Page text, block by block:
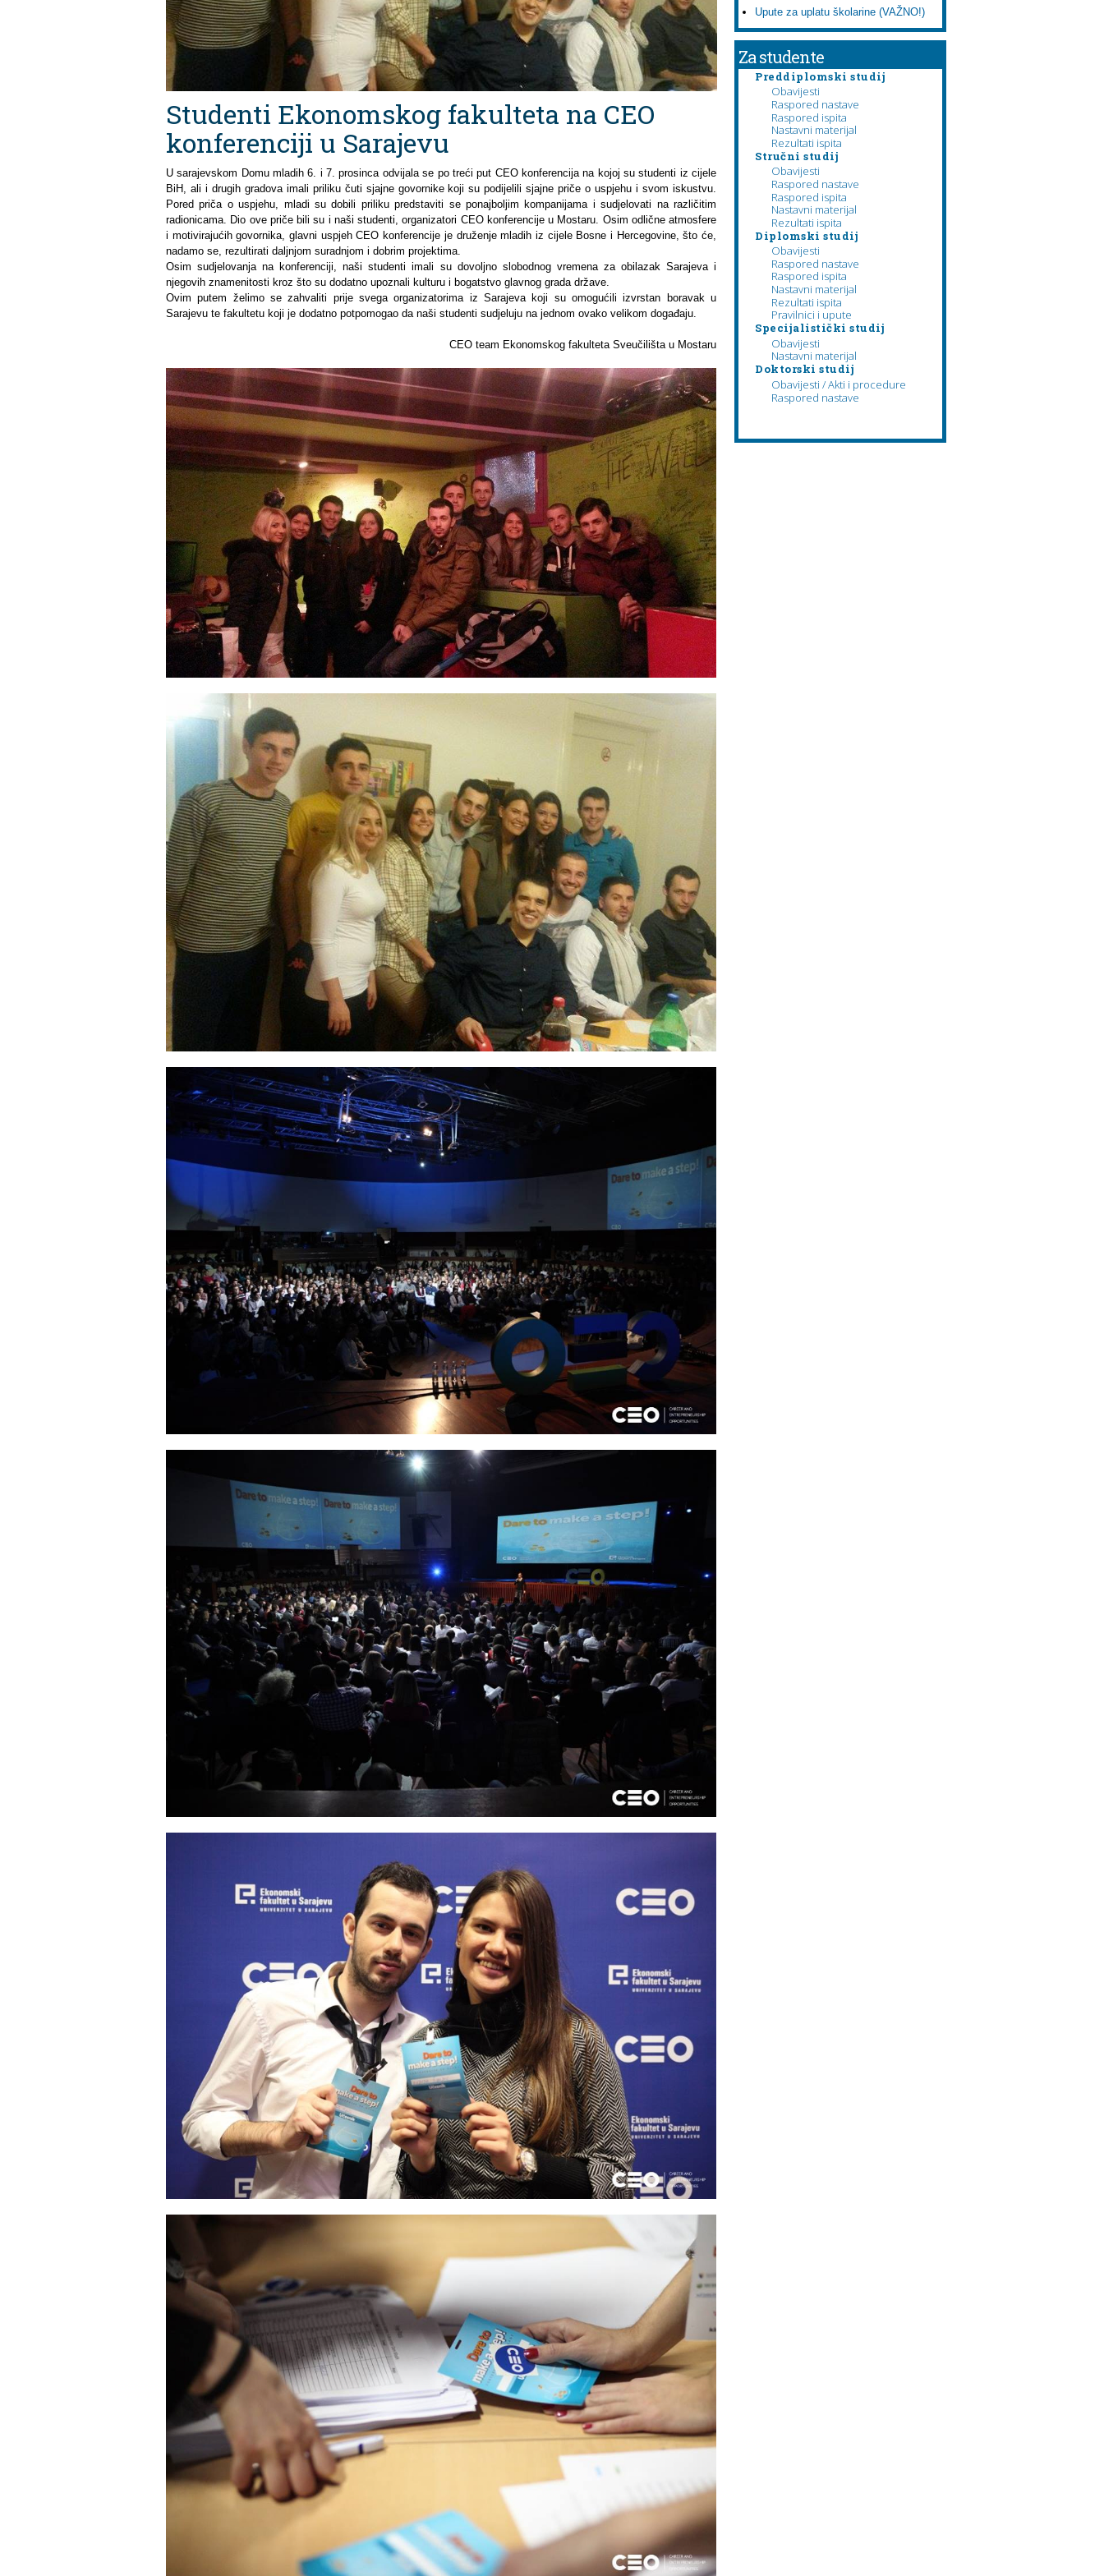
Studenti Ekonomskog fakulteta na CEO
konferenciji u Sarajevu
U sarajevskom Domu mladih 6. i 7. prosinca odvijala se po treći put CEO konferencija na kojoj su studenti iz cijele
BiH, ali i drugih gradova imali priliku čuti sjajne govornike koji su podijelili sjajne priče o uspjehu i svom iskustvu.
Pored priča o uspjehu, mladi su dobili priliku predstaviti se ponajboljim kompanijama i sudjelovati na različitim
radionicama. Dio ove priče bili su i naši studenti, organizatori CEO konferencije u Mostaru. Osim odlične atmosfere
i motivirajućih govornika, glavni uspjeh CEO konferencije je druženje mladih iz cijele Bosne i Hercegovine, što će,
nadamo se, rezultirati daljnjom suradnjom i dobrim projektima.
Osim sudjelovanja na konferenciji, naši studenti imali su dovoljno slobodnog vremena za obilazak Sarajeva i
njegovih znamenitosti kroz što su dodatno upoznali kulturu i bogatstvo glavnog grada države.
Ovim putem želimo se zahvaliti prije svega organizatorima iz Sarajeva koji su omogućili izvrstan boravak u
Sarajevu te fakultetu koji je dodatno potpomogao da naši studenti sudjeluju na jednom ovako velikom događaju.
CEO team Ekonomskog fakulteta Sveučilišta u Mostaru
Upute za uplatu školarine (VAŽNO!)
Za studente
Preddiplomski studij
Obavijesti
Raspored nastave
Raspored ispita
Nastavni materijal
Rezultati ispita
Stručni studij
Obavijesti
Raspored nastave
Raspored ispita
Nastavni materijal
Rezultati ispita
Diplomski studij
Obavijesti
Raspored nastave
Raspored ispita
Nastavni materijal
Rezultati ispita
Pravilnici i upute
Specijalistički studij
Obavijesti
Nastavni materijal
Doktorski studij
Obavijesti / Akti i procedure
Raspored nastave